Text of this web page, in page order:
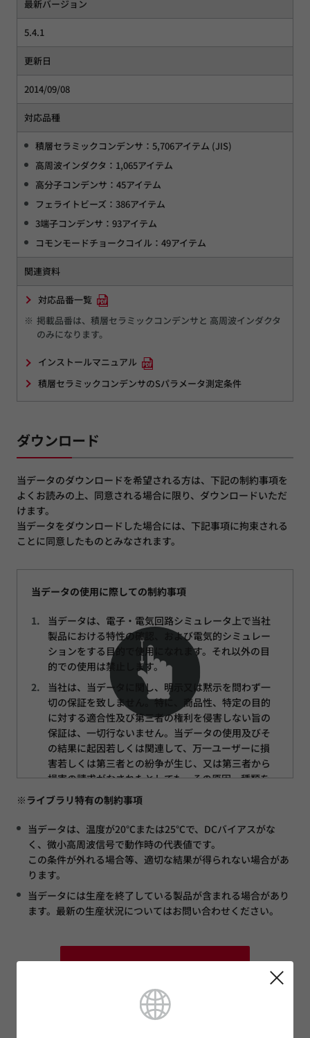
最新バージョン
5.4.1
更新日
2014/09/08
対応品種
積層セラミックコンデンサ：5,706アイテム (JIS)
高周波インダクタ：1,065アイテム
高分子コンデンサ：45アイテム
フェライトビーズ：386アイテム
3端子コンデンサ：93アイテム
コモンモードチョークコイル：49アイテム
関連資料
対応品番一覧
※ 掲載品番は、積層セラミックコンデンサと 高周波インダクタ
のみになります。
インストールマニュアル
積層セラミックコンデンサのSパラメータ測定条件
ダウンロード
当データのダウンロードを希望される方は、下記の制約事項を
よくお読みの上、同意される場合に限り、ダウンロードいただ
けます。
当データをダウンロードした場合には、下記事項に拘束される
ことに同意したものとみなされます。
当データの使用に際しての制約事項
当データは、電子・電気回路シミュレータ上で当社
製品における特性の確認、および電気的シミュレー
ションをする目的で使用になれます。それ以外の目
的での使用は禁止します。
当社は、当データに関し、明示又は黙示を問わず一
切の保証を致しません。特に、商品性、特定の目的
に対する適合性及び第三者の権利を侵害しない旨の
保証は、一切行ないません。当データの使用及びそ
の結果に起因若しくは関連して、万一ユーザーに損
害若しくは第三者との紛争が生じ、又は第三者から
損害の請求がなされたとしても、その原因、種類を
問わず当社は一切責任を負いません。
載を停止することがあります。最新内容を常にご確
認ください。
当データの知的財産権（著作権を含む）は、すべて株
式会社村田製作所にあります。当データを許可無く
再配布および転載することを禁止します。
当社製品のご注文にあたっては、当データのみに依
仕様書の内容をご確認ください。
※ライブラリ特有の制約事項
当データは、温度が20℃または25℃で、DCバイアスがな
く、微小高周波信号で動作時の代表値です。
この条件が外れる場合等、適切な結果が得られない場合があ
ります。
当データには生産を終了している製品が含まれる場合があり
ます。最新の生産状況についてはお問い合わせください。